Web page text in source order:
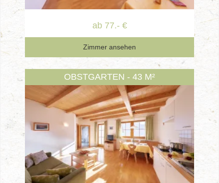
ab 77.- €
Zimmer ansehen
OBSTGARTEN - 43 M²